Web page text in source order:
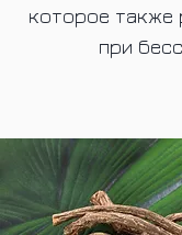
которое также
при